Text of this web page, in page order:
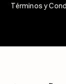
Términos y